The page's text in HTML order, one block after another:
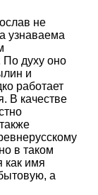
не
узнаваема
По духу оно
и
работает
В качестве
в таком
как имя
а